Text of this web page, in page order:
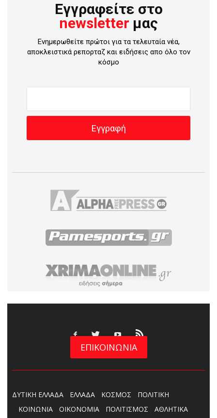
Εγγραφείτε στο
newsletter μας
Ενημερωθείτε πρώτοι για τα τελευταία νέα,
αποκλειστικά ρεπορταζ και ειδήσεις απο όλο τον
κόσμο
ΕΠΙΚΟΙΝΩΝΙΑ
ΔΥΤΙΚΗ ΕΛΛΑΔΑ ΕΛΛΑΔΑ ΚΟΣΜΟΣ
ΠΟΛΙΤΙΚΗ
ΚΟΙΝΩΝΙΑ
ΟΙΚΟΝΟΜΙΑ ΠΟΛΙΤΙΣΜΟΣ ΑΘΛΗΤΙΚΑ